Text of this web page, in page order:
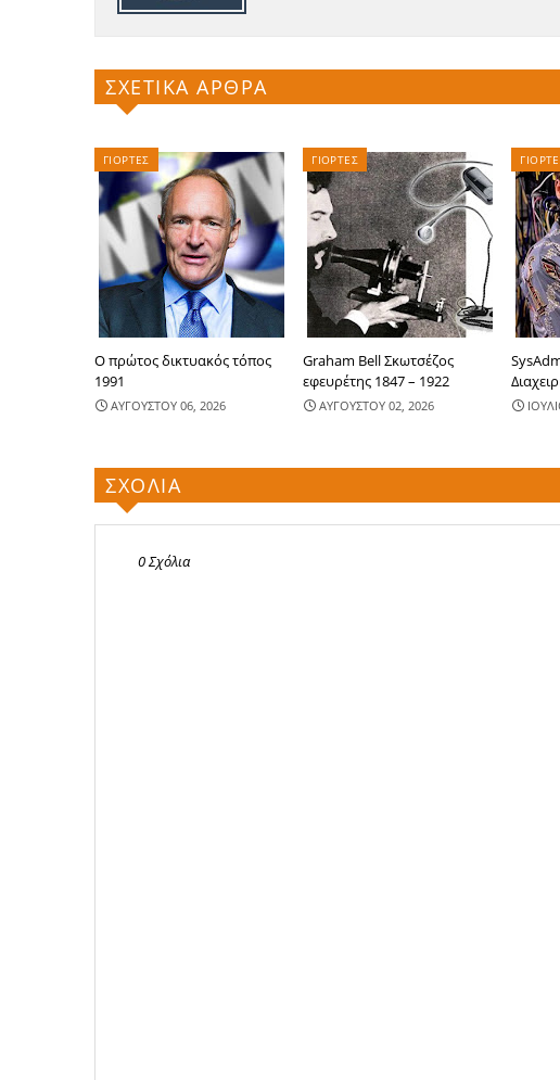
ΣΧΕΤΙΚΑ ΑΡΘΡΑ
ΓΙΟΡΤΕΣ
Ο πρώτος δικτυακός τόπος
1991
ΑΥΓΟΥΣΤΟΥ 06, 2026
ΓΙΟΡΤΕΣ
Graham Bell Σκωτσέζος
εφευρέτης 1847 – 1922
ΑΥΓΟΥΣΤΟΥ 02, 2026
ΣΧΟΛΙΑ
0 Σχόλια